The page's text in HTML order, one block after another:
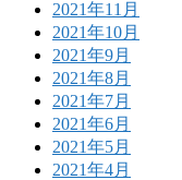
2021年11月
2021年10月
2021年9月
2021年8月
2021年7月
2021年6月
2021年5月
2021年4月